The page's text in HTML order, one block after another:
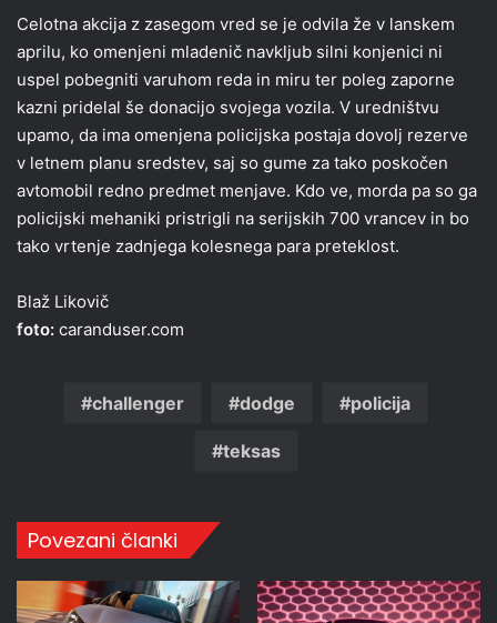
Celotna akcija z zasegom vred se je odvila že v lanskem
aprilu, ko omenjeni mladenič navkljub silni konjenici ni
uspel pobegniti varuhom reda in miru ter poleg zaporne
kazni pridelal še donacijo svojega vozila. V uredništvu
upamo, da ima omenjena policijska postaja dovolj rezerve
v letnem planu sredstev, saj so gume za tako poskočen
avtomobil redno predmet menjave. Kdo ve, morda pa so ga
policijski mehaniki pristrigli na serijskih 700 vrancev in bo
tako vrtenje zadnjega kolesnega para preteklost.
Blaž Likovič
foto: caranduser.com
challenger dodge policija
teksas
Povezani članki